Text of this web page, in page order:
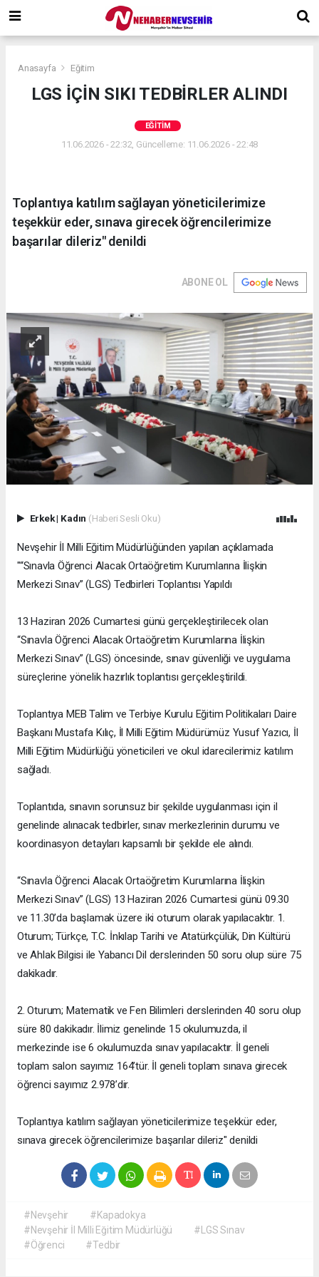
Anasayfa Eğitim
LGS İÇİN SIKI TEDBİRLER ALINDI
EĞITIM
11.06.2026 - 22:32, Güncelleme: 11.06.2026 - 22:48
Toplantıya katılım sağlayan yöneticilerimize
teşekkür eder, sınava girecek öğrencilerimize
başarılar dileriz" denildi
ABONE OL
Erkek| Kadın (Haberi Sesli Oku)
Nevşehir İl Milli Eğitim Müdürlüğünden yapılan açıklamada
"“Sınavla Öğrenci Alacak Ortaöğretim Kurumlarına İlişkin
Merkezi Sınav” (LGS) Tedbirleri Toplantısı Yapıldı
13 Haziran 2026 Cumartesi günü gerçekleştirilecek olan
“Sınavla Öğrenci Alacak Ortaöğretim Kurumlarına İlişkin
Merkezi Sınav” (LGS) öncesinde, sınav güvenliği ve uygulama
süreçlerine yönelik hazırlık toplantısı gerçekleştirildi.
Toplantıya MEB Talim ve Terbiye Kurulu Eğitim Politikaları Daire
Başkanı Mustafa Kılıç, İl Milli Eğitim Müdürümüz Yusuf Yazıcı, İl
Milli Eğitim Müdürlüğü yöneticileri ve okul idarecilerimiz katılım
sağladı.
Toplantıda, sınavın sorunsuz bir şekilde uygulanması için il
genelinde alınacak tedbirler, sınav merkezlerinin durumu ve
koordinasyon detayları kapsamlı bir şekilde ele alındı.
“Sınavla Öğrenci Alacak Ortaöğretim Kurumlarına İlişkin
Merkezi Sınav” (LGS) 13 Haziran 2026 Cumartesi günü 09.30
ve 11.30’da başlamak üzere iki oturum olarak yapılacaktır. 1.
Oturum; Türkçe, T.C. İnkılap Tarihi ve Atatürkçülük, Din Kültürü
ve Ahlak Bilgisi ile Yabancı Dil derslerinden 50 soru olup süre 75
dakikadır.
2. Oturum; Matematik ve Fen Bilimleri derslerinden 40 soru olup
süre 80 dakikadır. İlimiz genelinde 15 okulumuzda, il
merkezinde ise 6 okulumuzda sınav yapılacaktır. İl geneli
toplam salon sayımız 164’tür. İl geneli toplam sınava girecek
öğrenci sayımız 2.978’dir.
Toplantıya katılım sağlayan yöneticilerimize teşekkür eder,
sınava girecek öğrencilerimize başarılar dileriz" denildi
#Nevşehir
#Kapadokya
#Nevşehir İl Milli Eğitim Müdürlüğü
#LGS Sınav
#Öğrenci
#Tedbir